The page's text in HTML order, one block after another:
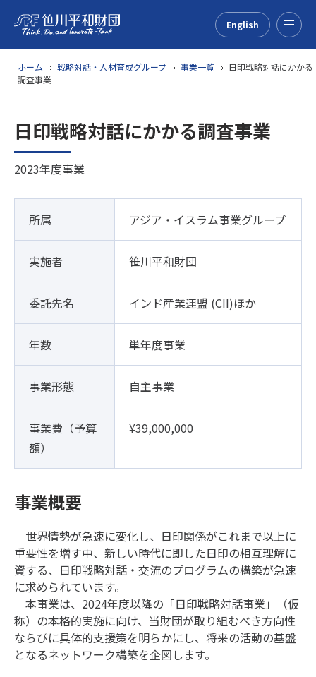
English
ホーム 戦略対話・人材育成グループ 事業一覧
日印戦略対話にかかる
調査事業
日印戦略対話にかかる調査事業
2023年度事業
所属 アジア・イスラム事業グループ
実施者 笹川平和財団
委託先名 インド産業連盟 (CII)ほか
年数 単年度事業
事業形態 自主事業
事業費（予算
額）
¥39,000,000
事業概要
世界情勢が急速に変化し、日印関係がこれまで以上に
重要性を増す中、新しい時代に即した日印の相互理解に
資する、日印戦略対話・交流のプログラムの構築が急速
に求められています。
本事業は、2024年度以降の「日印戦略対話事業」（仮
称）の本格的実施に向け、当財団が取り組むべき方向性
ならびに具体的支援策を明らかにし、将来の活動の基盤
となるネットワーク構築を企図します。